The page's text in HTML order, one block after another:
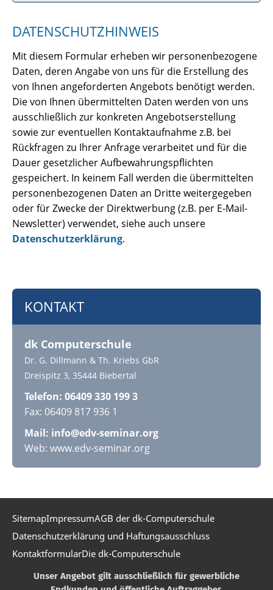
DATENSCHUTZHINWEIS
Mit diesem Formular erheben wir personenbezogene
Daten, deren Angabe von uns für die Erstellung des
von Ihnen angeforderten Angebots benötigt werden.
Die von Ihnen übermittelten Daten werden von uns
ausschließlich zur konkreten Angebotserstellung
sowie zur eventuellen Kontaktaufnahme z.B. bei
Rückfragen zu Ihrer Anfrage verarbeitet und für die
Dauer gesetzlicher Aufbewahrungspflichten
gespeichert. In keinem Fall werden die übermittelten
personenbezogenen Daten an Dritte weitergegeben
oder für Zwecke der Direktwerbung (z.B. per E-Mail-
Newsletter) verwendet, siehe auch unsere
Datenschutzerklärung.
KONTAKT
dk Computerschule
Dr. G. Dillmann & Th. Kriebs GbR
Dreispitz 3, 35444 Biebertal
Telefon: 06409 330 199 3
Fax: 06409 817 936 1
Mail: info@edv-seminar.org
Web: www.edv-seminar.org
SitemapImpressumAGB der dk-Computerschule
Datenschutzerklärung und Haftungsausschluss
KontaktformularDie dk-Computerschule
Unser Angebot gilt ausschließlich für gewerbliche